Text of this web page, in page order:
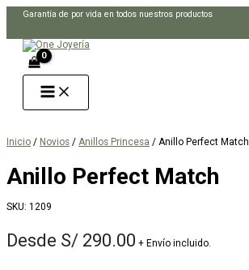
Garantía de por vida en todos nuestros productos
Inicio / Novios / Anillos Princesa / Anillo Perfect Match
Anillo Perfect Match
SKU: 1209
Desde S/ 290.00 + Envío incluido.